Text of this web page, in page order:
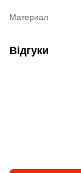
Материал
Відгуки